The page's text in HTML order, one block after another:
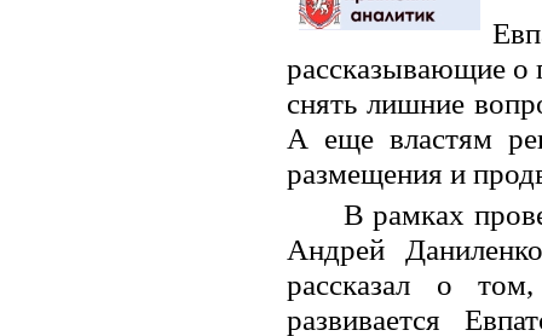
рассказывающие о
снять лишние
А еще властям
размещения и
В рамках
Андрей
рассказал о
развивается